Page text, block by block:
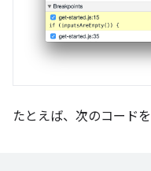
たとえば、次のコード